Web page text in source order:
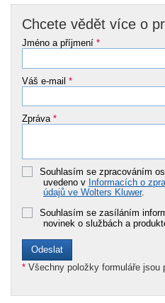
Chcete vědět více o
Jméno a příjmení *
Váš e-mail *
Zpráva *
Souhlasím se zpracováním
uvedeno v Informacích o
údajů ve Wolters Kluwer.
Souhlasím se zasíláním
novinek o službách a
* Všechny položky formuláře jsou